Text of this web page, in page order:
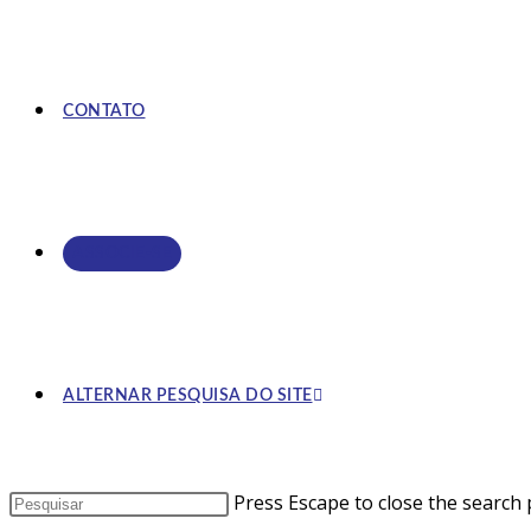
CONTATO
ALTERNAR PESQUISA DO SITE
Press Escape to close the search